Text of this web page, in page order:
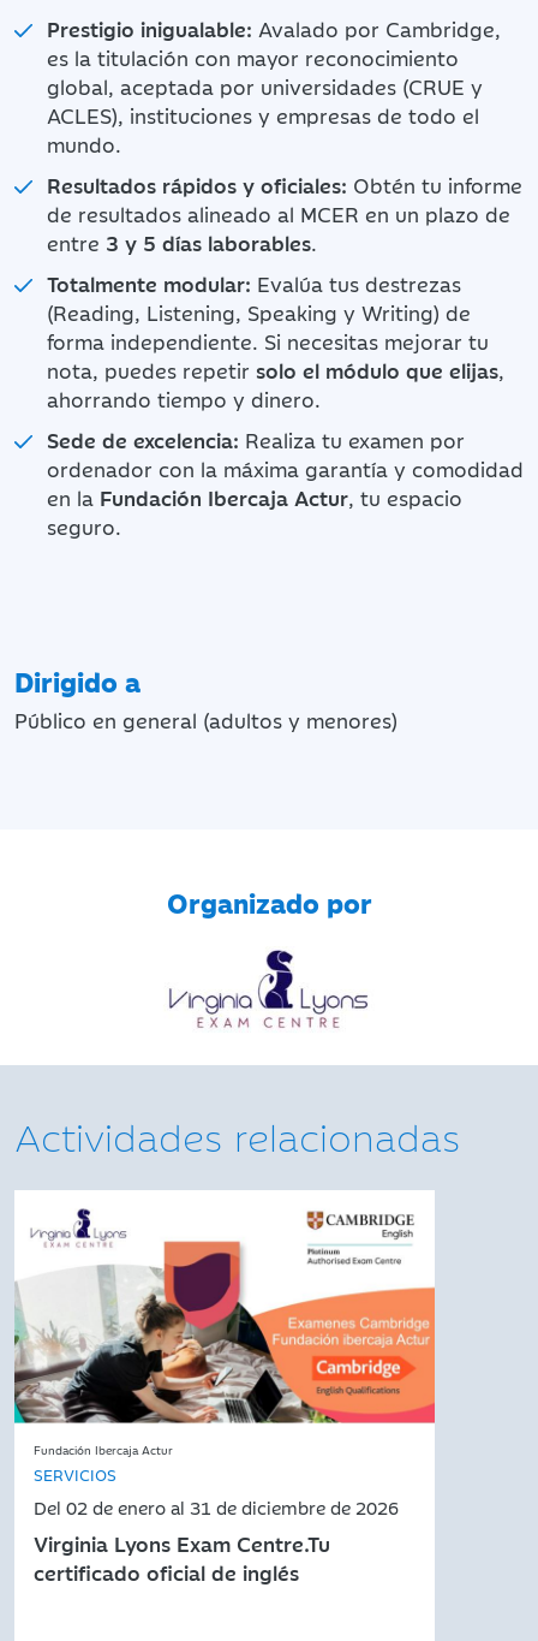
Prestigio inigualable: Avalado por Cambridge,
es la titulación con mayor reconocimiento
global, aceptada por universidades (CRUE y
ACLES), instituciones y empresas de todo el
mundo.
Resultados rápidos y oficiales: Obtén tu informe
de resultados alineado al MCER en un plazo de
entre 3 y 5 días laborables.
Totalmente modular: Evalúa tus destrezas
(Reading, Listening, Speaking y Writing) de
forma independiente. Si necesitas mejorar tu
nota, puedes repetir solo el módulo que elijas,
ahorrando tiempo y dinero.
Sede de excelencia: Realiza tu examen por
ordenador con la máxima garantía y comodidad
en la Fundación Ibercaja Actur, tu espacio
seguro.
Dirigido a
Público en general (adultos y menores)
Organizado por
Actividades relacionadas
Fundación Ibercaja Actur
SERVICIOS
Del 02 de enero al 31 de diciembre de 2026
Virginia Lyons Exam Centre.Tu
certificado oficial de inglés